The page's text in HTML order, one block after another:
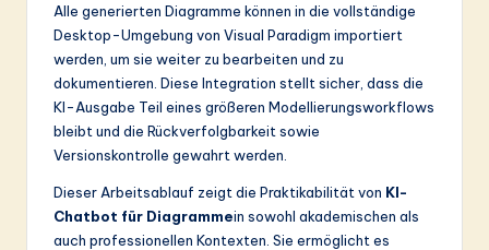
Alle generierten Diagramme können in die vollständige
Desktop-Umgebung von Visual Paradigm importiert
werden, um sie weiter zu bearbeiten und zu
dokumentieren. Diese Integration stellt sicher, dass die
KI-Ausgabe Teil eines größeren Modellierungsworkflows
bleibt und die Rückverfolgbarkeit sowie
Versionskontrolle gewahrt werden.
Dieser Arbeitsablauf zeigt die Praktikabilität von KI-
Chatbot für Diagrammein sowohl akademischen als
auch professionellen Kontexten. Sie ermöglicht es